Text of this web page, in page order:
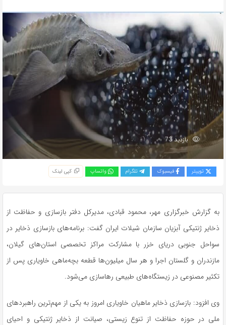
بازدید 73
توییتر فیسبوک تلگرام واتساپ کپی لینک
به گزارش خبرگزاری مهر، محمود قبادی، مدیرکل دفتر بازسازی و حفاظت از
ذخایر ژنتیکی آبزیان سازمان شیلات ایران گفت: برنامه‌های بازسازی ذخایر در
سواحل جنوبی دریای خزر با مشارکت مراکز تخصصی استان‌های گیلان،
مازندران و گلستان اجرا و هر سال میلیون‌ها قطعه بچه‌ماهی خاویاری پس از
تکثیر مصنوعی در زیستگاه‌های طبیعی رهاسازی می‌شود.
وی افزود: بازسازی ذخایر ماهیان خاویاری امروز به یکی از مهم‌ترین راهبردهای
ملی در حوزه حفاظت از تنوع زیستی، صیانت از ذخایر ژنتیکی و احیای